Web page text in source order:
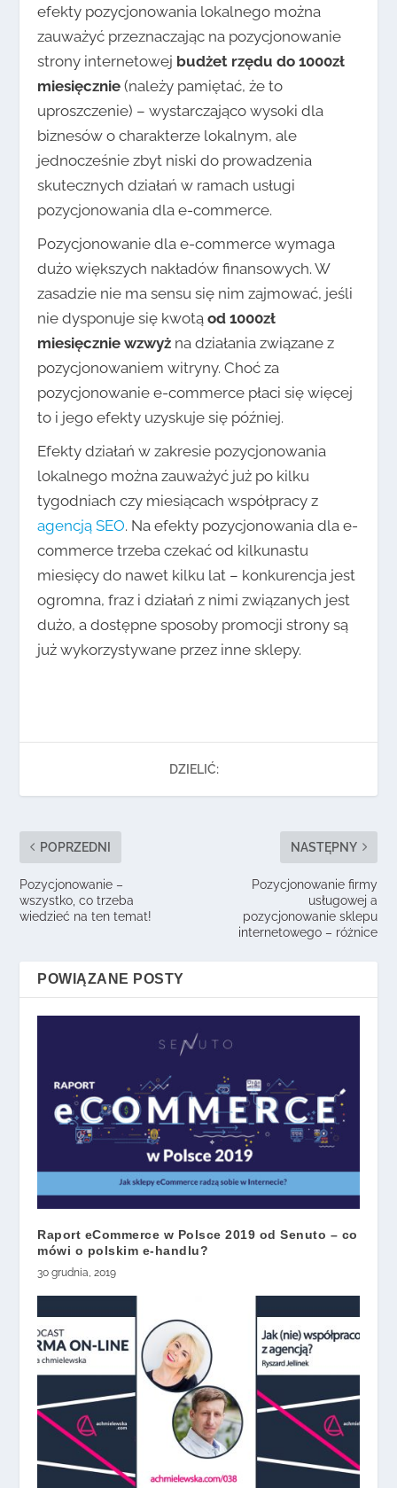
efekty pozycjonowania lokalnego można
zauważyć przeznaczając na pozycjonowanie
strony internetowej budżet rzędu do 1000zł
miesięcznie (należy pamiętać, że to
uproszczenie) – wystarczająco wysoki dla
biznesów o charakterze lokalnym, ale
jednocześnie zbyt niski do prowadzenia
skutecznych działań w ramach usługi
pozycjonowania dla e-commerce.
Pozycjonowanie dla e-commerce wymaga
dużo większych nakładów finansowych. W
zasadzie nie ma sensu się nim zajmować, jeśli
nie dysponuje się kwotąod 1000zł
miesięcznie wzwyż na działania związane z
pozycjonowaniem witryny. Choć za
pozycjonowanie e-commerce płaci się więcej
to i jego efekty uzyskuje się później.
Efekty działań w zakresie pozycjonowania
lokalnego można zauważyć już po kilku
tygodniach czy miesiącach współpracy z
agencją SEO. Na efekty pozycjonowania dla e-
commerce trzeba czekać od kilkunastu
miesięcy do nawet kilku lat – konkurencja jest
ogromna, fraz i działań z nimi związanych jest
dużo, a dostępne sposoby promocji strony są
już wykorzystywane przez inne sklepy.
DZIELIĆ:
POPRZEDNI
Pozycjonowanie –
wszystko, co trzeba
wiedzieć na ten temat!
NASTĘPNY
Pozycjonowanie firmy
usługowej a
pozycjonowanie sklepu
internetowego – różnice
POWIĄZANE POSTY
Raport eCommerce w Polsce 2019 od Senuto – co
mówi o polskim e-handlu?
30 grudnia, 2019